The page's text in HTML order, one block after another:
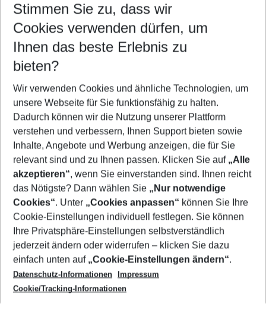
Abflughafen wählen
Beliebiger Abflughafen
Reisezeitraum wählen
09.08.26– 07.08.27 5-8 Nächte
2 Erwachsene Keine Kinder
Mehr Filter anzeigen
Footer
Footer navigation
Über uns
AGB
Cookie-Einstellungen ändern
Cookie-Richtlinie
Datenschutz
Service & Hilfe
Barrierefreies Reisen
Check-in
Folgen Sie uns
Stimmen Sie zu, dass wir
Cookies verwenden dürfen, um
Ihnen das beste Erlebnis zu
bieten?
Wir verwenden Cookies und ähnliche Technologien, um
unsere Webseite für Sie funktionsfähig zu halten.
Dadurch können wir die Nutzung unserer Plattform
verstehen und verbessern, Ihnen Support bieten sowie
Inhalte, Angebote und Werbung anzeigen, die für Sie
relevant sind und zu Ihnen passen. Klicken Sie auf „Alle
akzeptieren“, wenn Sie einverstanden sind. Ihnen reicht
das Nötigste? Dann wählen Sie „Nur notwendige
Cookies“. Unter „Cookies anpassen“ können Sie Ihre
Cookie-Einstellungen individuell festlegen. Sie können
Ihre Privatsphäre-Einstellungen selbstverständlich
jederzeit ändern oder widerrufen – klicken Sie dazu
einfach unten auf „Cookie-Einstellungen ändern“.
Datenschutz-Informationen
Impressum
Cookie/Tracking-Informationen